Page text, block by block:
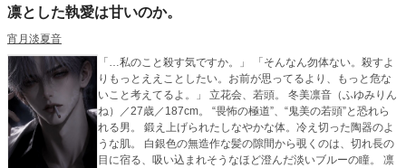
凛とした執愛は甘いのか。
宵月淡夏音
「…私のこと殺す気ですか。」 「そんなん勿体ない。殺すよ
りもっとええことしたい。お前が思ってるより、もっと危な
いこと考えてるよ。」 立花会、若頭。 冬美凛音（ふゆみりん
ね）／27歳／187cm。 “畏怖の極道”、“鬼美の若頭”と恐れら
れる男。 鍛え上げられたしなやかな体。冷え切った陶器のよ
うな肌。 白銀色の無造作な髪の隙間から覗くのは、切れ長の
目に宿る、吸い込まれそうなほど澄んだ淡いブルーの瞳。 凛